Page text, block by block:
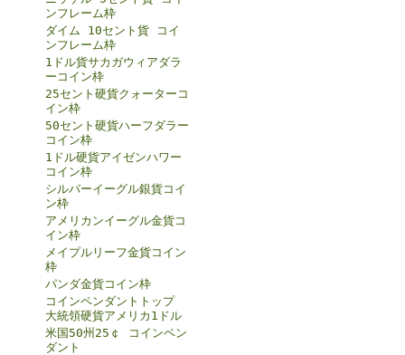
ンフレーム枠
ダイム 10セント貨 コイ
ンフレーム枠
1ドル貨サカガウィアダラ
ーコイン枠
25セント硬貨クォーターコ
イン枠
50セント硬貨ハーフダラー
コイン枠
1ドル硬貨アイゼンハワー
コイン枠
シルバーイーグル銀貨コイ
ン枠
アメリカンイーグル金貨コ
イン枠
メイプルリーフ金貨コイン
枠
パンダ金貨コイン枠
コインペンダントトップ
大統領硬貨アメリカ1ドル
米国50州25￠ コインペン
ダント